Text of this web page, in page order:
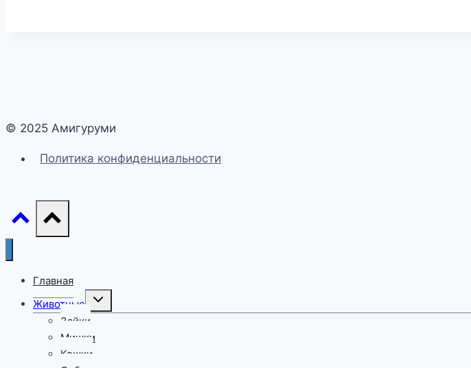
© 2025 Амигуруми
Политика конфиденциальности
Главная
Животные
Переключить
меню
Зайки
Мишки
Кошки